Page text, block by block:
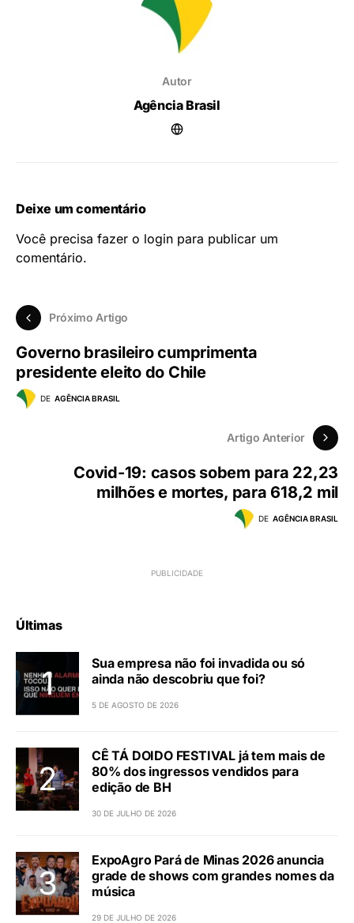
Autor
Agência Brasil
Deixe um comentário
Você precisa fazer o login para publicar um
comentário.
Próximo Artigo
Governo brasileiro cumprimenta
presidente eleito do Chile
DE AGÊNCIA BRASIL
Artigo Anterior
Covid-19: casos sobem para 22,23
milhões e mortes, para 618,2 mil
DE AGÊNCIA BRASIL
Últimas
Sua empresa não foi invadida ou só
ainda não descobriu que foi?
5 DE AGOSTO DE 2026
CÊ TÁ DOIDO FESTIVAL já tem mais de
80% dos ingressos vendidos para
edição de BH
30 DE JULHO DE 2026
ExpoAgro Pará de Minas 2026 anuncia
grade de shows com grandes nomes da
música
29 DE JULHO DE 2026